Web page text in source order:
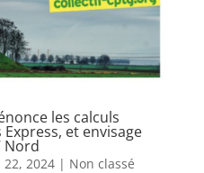
les calculs
et envisage
Nord
22, 2024| Non classé